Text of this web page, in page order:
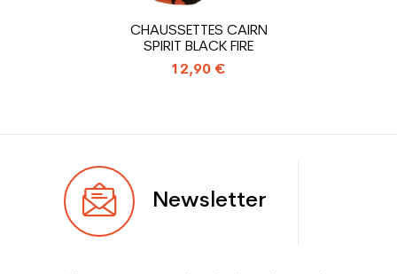
adulte loisir
CHAUSSETTES CAIRN
SPIRIT BLACK FIRE
12,90 €
Newsletter